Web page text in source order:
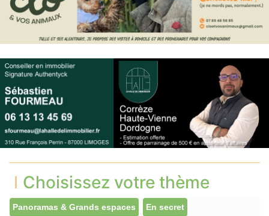
Choisissez votre thème
Panoramas & Grands espaces En secret